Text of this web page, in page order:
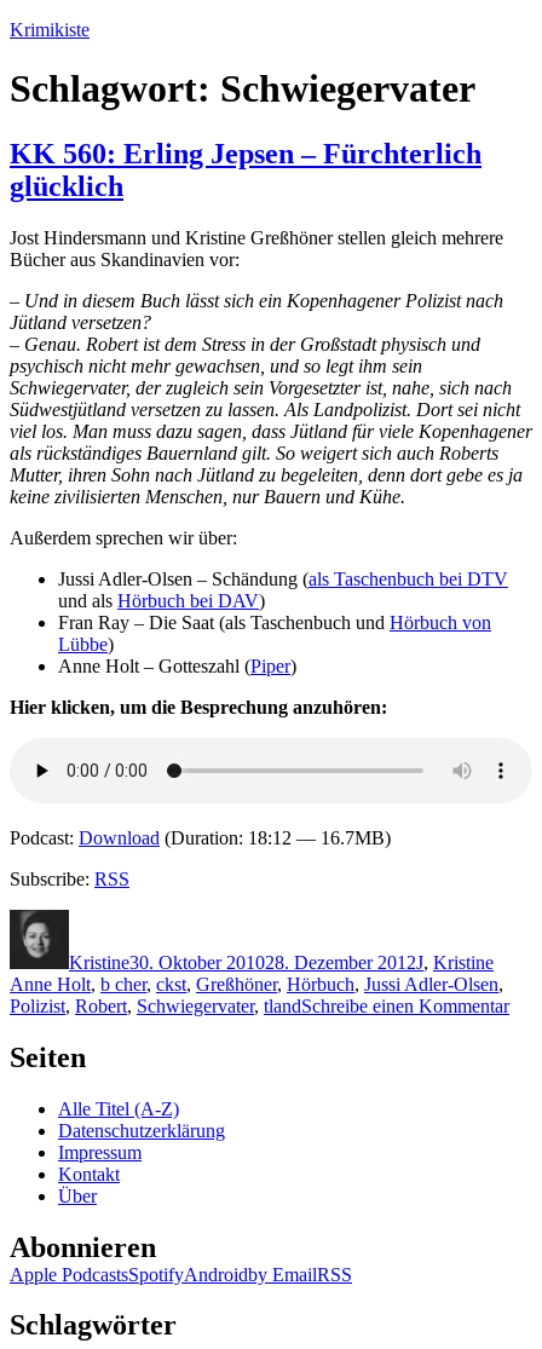
Zum
springen
Krimikiste
Schlagwort: Schwiegervater
KK 560: Erling Jepsen – Fürchterlich
glücklich
Jost Hindersmann und Kristine Greßhöner stellen gleich mehrere
Bücher aus Skandinavien vor:
– Und in diesem Buch lässt sich ein Kopenhagener Polizist nach
Jütland versetzen?
– Genau. Robert ist dem Stress in der Großstadt physisch und
psychisch nicht mehr gewachsen, und so legt ihm sein
Schwiegervater, der zugleich sein Vorgesetzter ist, nahe, sich nach
Südwestjütland versetzen zu lassen. Als Landpolizist. Dort sei nicht
viel los. Man muss dazu sagen, dass Jütland für viele Kopenhagener
als rückständiges Bauernland gilt. So weigert sich auch Roberts
Mutter, ihren Sohn nach Jütland zu begeleiten, denn dort gebe es ja
keine zivilisierten Menschen, nur Bauern und Kühe.
Außerdem sprechen wir über:
Jussi Adler-Olsen – Schändung (als Taschenbuch bei DTV
und als Hörbuch bei DAV)
Fran Ray – Die Saat (als Taschenbuch und Hörbuch von
Lübbe)
Anne Holt – Gotteszahl (Piper)
Hier klicken, um die Besprechung anzuhören:
Podcast: Download (Duration: 18:12 — 16.7MB)
Subscribe: RSS
Kristine30. Oktober 201028. Dezember 2012J, Kristine
Anne Holt, b cher, ckst, Greßhöner, Hörbuch, Jussi Adler-Olsen,
Polizist, Robert, Schwiegervater, tlandSchreibe einen Kommentarzu
Seiten
Alle Titel (A-Z)
Datenschutzerklärung
Impressum
Kontakt
Über
Abonnieren
Apple PodcastsSpotifyAndroidby EmailRSS
Schlagwörter